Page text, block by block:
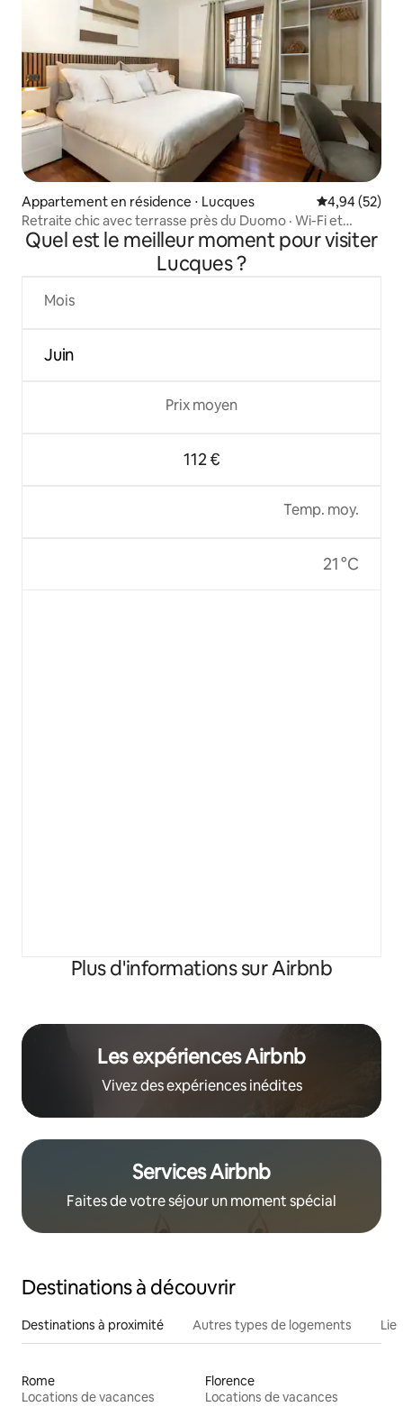
Appartement en résidence ⋅ Lucques Évaluation
4,94 (52)
Retraite chic avec terrasse près du Duomo · Wi-Fi et
climatisation
Quel est le meilleur moment pour visiter
Lucques ?
Mois
Juin
Prix moyen
112 €
Temp. moy.
21 °C
Plus d'informations sur Airbnb
Les expériences Airbnb
Vivez des expériences inédites
Services Airbnb
Faites de votre séjour un moment spécial
Destinations à découvrir
Destinations à proximité Autres types de logements
Rome
Locations de vacances
Florence
Locations de vacances